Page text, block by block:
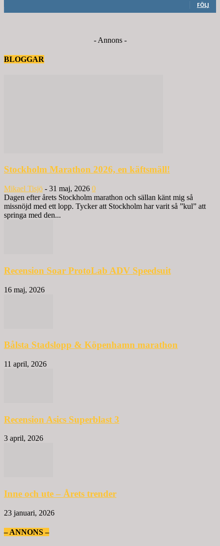
FÖLJ
- Annons -
BLOGGAR
Stockholm Marathon 2026, en käftsmäll!
Mikael Tisjö - 31 maj, 2026 0
Dagen efter årets Stockholm marathon och sällan känt mig så
missnöjd med ett lopp. Tycker att Stockholm har varit så ”kul” att
springa med den...
Recension Soar ProtoLab ADV Speedsuit
16 maj, 2026
Bålsta Stadslopp & Köpenhamn marathon
11 april, 2026
Recension Asics Superblast 3
3 april, 2026
Inne och ute – Årets trender
23 januari, 2026
– ANNONS –